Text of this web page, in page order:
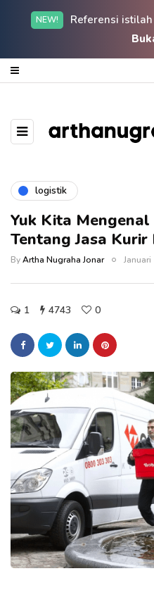
NEW!
Referensi
logistik
Yuk Kita
Tentang Jasa Kurir
ByArtha Nugraha Jonar Januari
1 4743 0